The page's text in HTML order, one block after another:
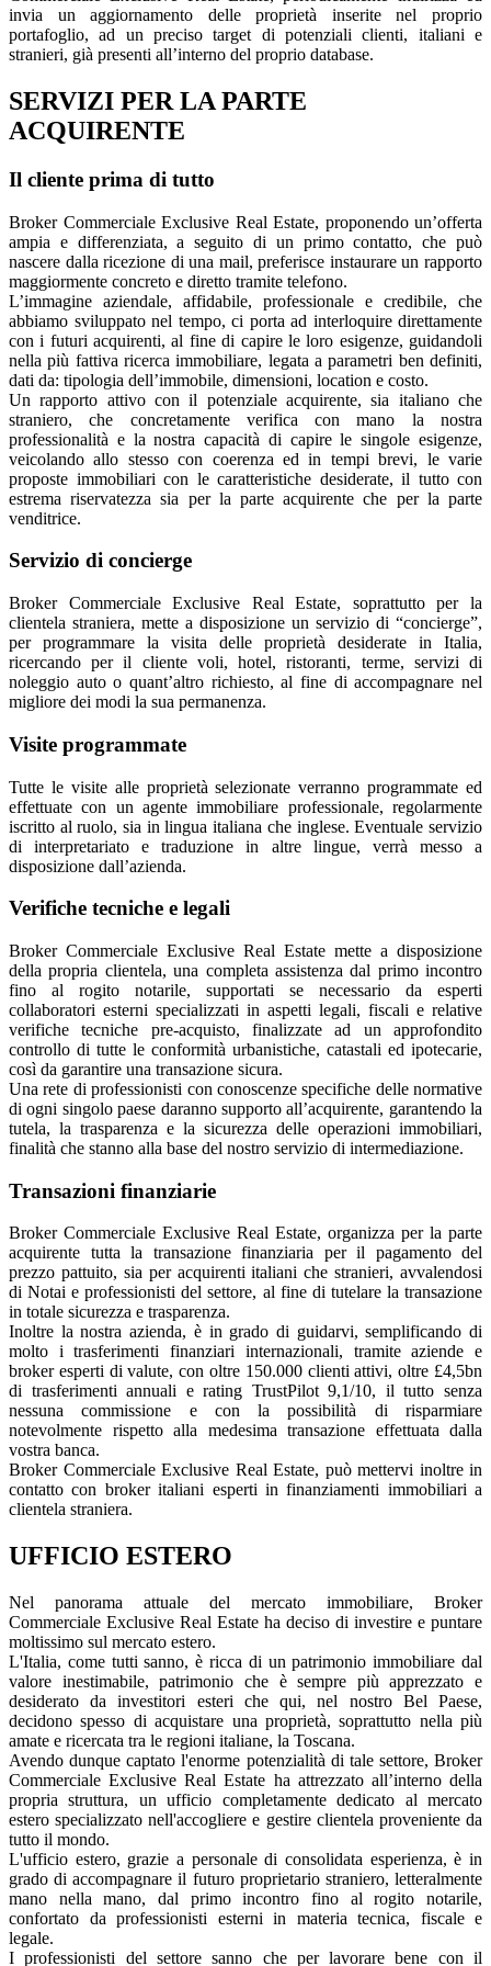
invia un aggiornamento delle proprietà inserite nel proprio
portafoglio, ad un preciso target di potenziali clienti, italiani e
stranieri, già presenti all’interno del proprio database.
SERVIZI PER LA PARTE
ACQUIRENTE
Il cliente prima di tutto
Broker Commerciale Exclusive Real Estate, proponendo un’offerta
ampia e differenziata, a seguito di un primo contatto, che può
nascere dalla ricezione di una mail, preferisce instaurare un rapporto
maggiormente concreto e diretto tramite telefono.
L’immagine aziendale, affidabile, professionale e credibile, che
abbiamo sviluppato nel tempo, ci porta ad interloquire direttamente
con i futuri acquirenti, al fine di capire le loro esigenze, guidandoli
nella più fattiva ricerca immobiliare, legata a parametri ben definiti,
dati da: tipologia dell’immobile, dimensioni, location e costo.
Un rapporto attivo con il potenziale acquirente, sia italiano che
straniero, che concretamente verifica con mano la nostra
professionalità e la nostra capacità di capire le singole esigenze,
veicolando allo stesso con coerenza ed in tempi brevi, le varie
proposte immobiliari con le caratteristiche desiderate, il tutto con
estrema riservatezza sia per la parte acquirente che per la parte
venditrice.
Servizio di concierge
Broker CommercialeExclusive Real Estate, soprattutto per la
clientela straniera, mette a disposizione un servizio di “concierge”,
per programmare la visita delle proprietà desiderate in Italia,
ricercando per il cliente voli, hotel, ristoranti, terme, servizi di
noleggio auto o quant’altro richiesto, al fine di accompagnare nel
migliore dei modi la sua permanenza.
Visite programmate
Tutte le visite alle proprietà selezionate verranno programmate ed
effettuate con un agente immobiliare professionale, regolarmente
iscritto al ruolo, sia in lingua italiana che inglese. Eventuale servizio
di interpretariato e traduzione in altre lingue, verrà messo a
disposizione dall’azienda.
Verifiche tecniche e legali
Broker Commerciale Exclusive Real Estate mette a disposizione
della propria clientela, una completa assistenza dal primo incontro
fino al rogito notarile, supportati se necessario da esperti
collaboratori esterni specializzati in aspetti legali, fiscali e relative
verifiche tecniche pre-acquisto, finalizzate ad un approfondito
controllo di tutte le conformità urbanistiche, catastali ed ipotecarie,
così da garantire una transazione sicura.
Una rete di professionisti con conoscenze specifiche delle normative
di ogni singolo paese daranno supporto all’acquirente, garantendo la
tutela, la trasparenza e la sicurezza delle operazioni immobiliari,
finalità che stanno alla base del nostro servizio di intermediazione.
Transazioni finanziarie
Broker Commerciale Exclusive Real Estate, organizza per la parte
acquirente tutta la transazione finanziaria per il pagamento del
prezzo pattuito, sia per acquirenti italiani che stranieri, avvalendosi
di Notai e professionisti del settore, al fine di tutelare la transazione
in totale sicurezza e trasparenza.
Inoltre la nostra azienda, è in grado di guidarvi, semplificando di
molto i trasferimenti finanziari internazionali, tramite aziende e
broker esperti di valute, con oltre 150.000 clienti attivi, oltre £4,5bn
di trasferimenti annuali e rating TrustPilot 9,1/10, il tutto senza
nessuna commissione e con la possibilità di risparmiare
notevolmente rispetto alla medesima transazione effettuata dalla
vostra banca.
Broker Commerciale Exclusive Real Estate, può mettervi inoltre in
contatto con broker italiani esperti in finanziamenti immobiliari a
clientela straniera.
UFFICIO ESTERO
Nel panorama attuale del mercato immobiliare, Broker
Commerciale Exclusive Real Estate ha deciso di investire e puntare
moltissimo sul mercato estero.
L'Italia, come tutti sanno, è ricca di un patrimonio immobiliare dal
valore inestimabile, patrimonio che è sempre più apprezzato e
desiderato da investitori esteri che qui, nel nostro Bel Paese,
decidono spesso di acquistare una proprietà, soprattutto nella più
amate e ricercata tra le regioni italiane, la Toscana.
Avendo dunque captato l'enorme potenzialità di tale settore, Broker
CommercialeExclusive Real Estate ha attrezzato all’interno della
propria struttura, un ufficio completamente dedicato al mercato
estero specializzato nell'accogliere e gestire clientela proveniente da
tutto il mondo.
L'ufficio estero, grazie a personale di consolidata esperienza, è in
grado di accompagnare il futuro proprietario straniero, letteralmente
mano nella mano, dal primo incontro fino al rogito notarile,
confortato da professionisti esterni in materia tecnica, fiscale e
legale.
I professionisti del settore sanno che per lavorare bene con il